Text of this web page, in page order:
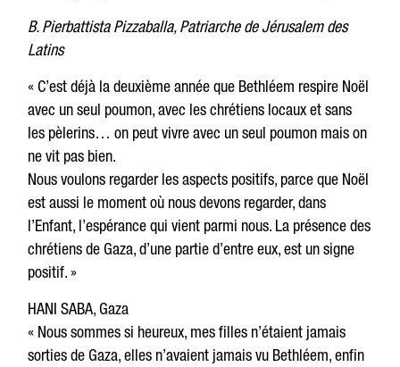
B. Pierbattista Pizzaballa, Patriarche de Jérusalem des
Latins
« C’est déjà la deuxième année que Bethléem respire Noël
avec un seul poumon, avec les chrétiens locaux et sans
les pèlerins… on peut vivre avec un seul poumon mais on
ne vit pas bien.
Nous voulons regarder les aspects positifs, parce que Noël
est aussi le moment où nous devons regarder, dans
l’Enfant, l’espérance qui vient parmi nous. La présence des
chrétiens de Gaza, d’une partie d’entre eux, est un signe
positif. »
HANI SABA, Gaza
« Nous sommes si heureux, mes filles n’étaient jamais
sorties de Gaza, elles n’avaient jamais vu Bethléem, enfin